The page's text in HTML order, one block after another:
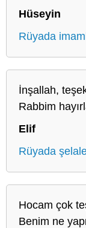
Hüseyin
Rüyada
İnşallah,
Rabbim
Elif
Rüyada
Hocam çok
Benim ne